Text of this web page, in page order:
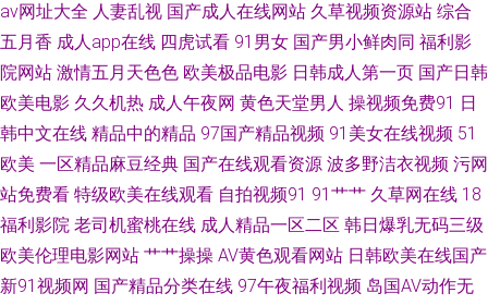
利 91she在在在在在在线 午夜剧场福利姬 91色se 久操免费视频 91麻豆福利
片 国产福利影院 91国内视频 久久网页 99久久99久久精品 欧美性人妖 瑟瑟
色播 欧美敕B 欧美日韩成人麻豆精品 欧美人兽另类 久久伊人青青 九九干逼
东京热综合色色 草莓视频免费看 91在线综合观看 91九色国产爆乳 在线a探
花 91超碰com 综合国产一区 探花精选 亚洲无码黄色网址 福利社午夜剧场 日
韩成人αⅴ 国内探花网址视 麻豆传媒毛片AT 91porn地址发布页 97超碰大香蕉
av网址大全 人妻乱视 国产成人在线网站 久草视频资源站 综合
五月香 成人app在线 四虎试看 91男女 国产男小鲜肉同 福利影
院网站 激情五月天色色 欧美极品电影 日韩成人第一页 国产日韩
欧美电影 久久机热 成人午夜网 黄色天堂男人 操视频免费91 日
韩中文在线 精品中的精品 97国产精品视频 91美女在线视频 51
欧美 一区精品麻豆经典 国产在线观看资源 波多野洁衣视频 污网
站免费看 特级欧美在线观看 自拍视频91 91艹艹 久草网在线 18
福利影院 老司机蜜桃在线 成人精品一区二区 韩日爆乳无码三级
欧美伦理电影网站 艹艹操操 AV黄色观看网站 日韩欧美在线国产
新91视频网 国产精品分类在线 97午夜福利视频 岛国AV动作无